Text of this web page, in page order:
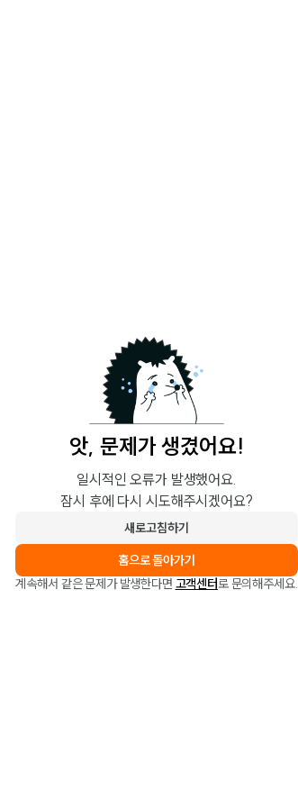
앗, 문제가 생겼어요!
일시적인 오류가 발생했어요.
잠시 후에 다시 시도해주시겠어요?
새로고침하기
홈으로 돌아가기
계속해서 같은 문제가 발생한다면 고객센터로 문의해주세요.